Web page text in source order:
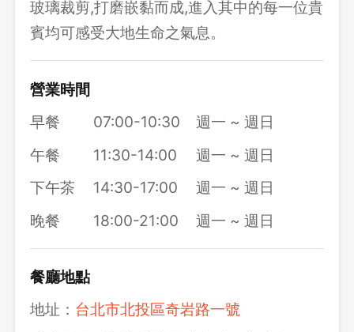
玻璃裁剪,打磨嵌黏而成,進入其中的每一位貴
賓均可感受大地生命之氣息。
營業時間
早餐
07:00-10:30
週一 ~ 週日
午餐
11:30-14:00
週一 ~ 週日
下午茶
14:30-17:00
週一 ~ 週日
晚餐
18:00-21:00 週一 ~ 週日
餐廳地點
地址： 台北市北投區奇岩路一號
確定要登出嗎？